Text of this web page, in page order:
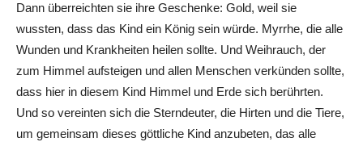
Dann überreichten sie ihre Geschenke: Gold, weil sie
wussten, dass das Kind ein König sein würde. Myrrhe, die alle
Wunden und Krankheiten heilen sollte. Und Weihrauch, der
zum Himmel aufsteigen und allen Menschen verkünden sollte,
dass hier in diesem Kind Himmel und Erde sich berührten.
Und so vereinten sich die Sterndeuter, die Hirten und die Tiere,
um gemeinsam dieses göttliche Kind anzubeten, das alle